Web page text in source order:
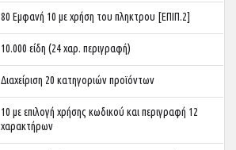
80 Εμφανή 10 με χρήση του πληκτρου [ΕΠΙΠ.2]
10.000 είδη (24 χαρ. περιγραφή)
Διαχείριση 20 κατηγοριών προϊόντων
10 με επιλογή χρήσης κωδικού και περιγραφή 12
χαρακτήρων